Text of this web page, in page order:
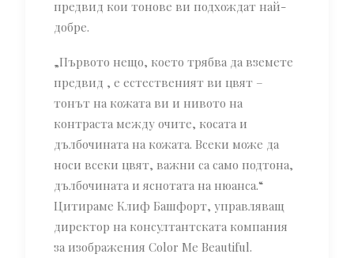
предвид кои тонове ви подхождат най-
добре.
„Първото нещо, което трябва да вземете
предвид , е естественият ви цвят –
тонът на кожата ви и нивото на
контраста между очите, косата и
дълбочината на кожата. Всеки може да
носи всеки цвят, важни са само подтона,
дълбочината и яснотата на нюанса.“
Цитираме Клиф Башфорт, управляващ
директор на консултантската компания
за изображения Color Me Beautiful.